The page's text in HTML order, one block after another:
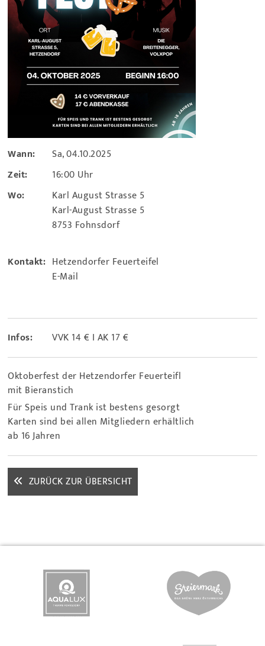
Wann:
Sa, 04.10.2025
Zeit:
16:00 Uhr
Wo:
Karl August Strasse 5
Karl-August Strasse 5
8753 Fohnsdorf
Kontakt: Hetzendorfer Feuerteifel
E-Mail
Infos: VVK 14 € I AK 17 €
Oktoberfest der Hetzendorfer Feuerteifl
mit Bieranstich
Für Speis und Trank ist bestens gesorgt
Karten sind bei allen Mitgliedern erhältlich
ab 16 Jahren
ZURÜCK ZUR ÜBERSICHT